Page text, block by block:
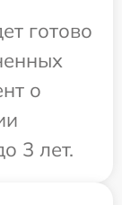
готово
о
3 лет.